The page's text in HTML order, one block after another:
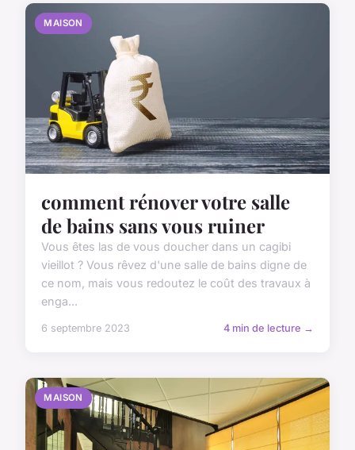
MAISON
comment rénover votre salle
de bains sans vous ruiner
Vous êtes las de vous doucher dans un cagibi
vieillot ? Vous rêvez d'une salle de bains digne de
ce nom, mais vous redoutez le coût des travaux à
enga...
6 septembre 2023 4 min de lecture →
MAISON